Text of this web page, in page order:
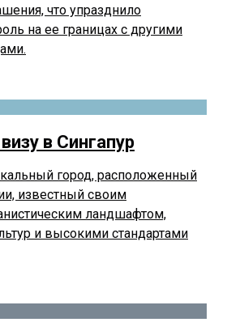
что упразднило
на ее границах с другими
в Сингапур
город, расположенный
известный своим
ландшафтом,
и высокими стандартами